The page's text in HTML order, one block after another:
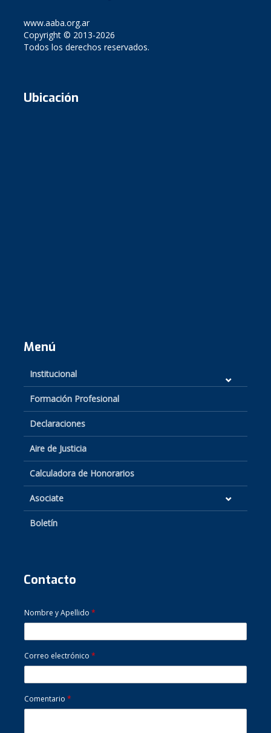
www.aaba.org.ar
Copyright © 2013-2026
Todos los derechos reservados.
Ubicación
Menú
Institucional
Formación Profesional
Declaraciones
Aire de Justicia
Calculadora de Honorarios
Asociate
Boletín
Contacto
Nombre y Apellido *
Correo electrónico *
Comentario *